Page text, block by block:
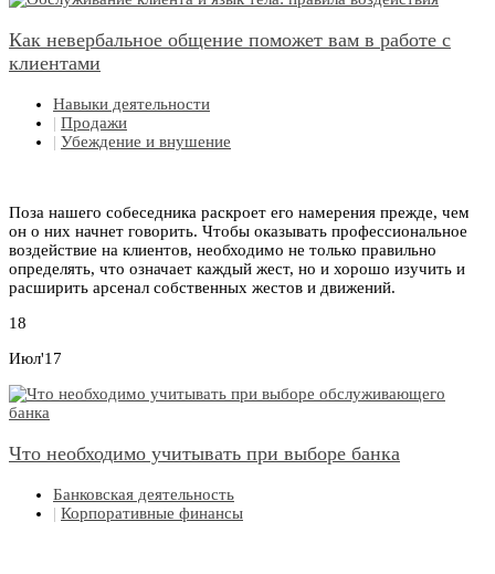
Как невербальное общение поможет вам в работе с
клиентами
Навыки деятельности
| Продажи
| Убеждение и внушение
Поза нашего собеседника раскроет его намерения прежде, чем
он о них начнет говорить. Чтобы оказывать профессиональное
воздействие на клиентов, необходимо не только правильно
определять, что означает каждый жест, но и хорошо изучить и
расширить арсенал собственных жестов и движений.
18
Июл'17
Что необходимо учитывать при выборе банка
Банковская деятельность
| Корпоративные финансы